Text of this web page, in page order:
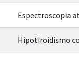
Espectroscopia
Hipotiroidismo